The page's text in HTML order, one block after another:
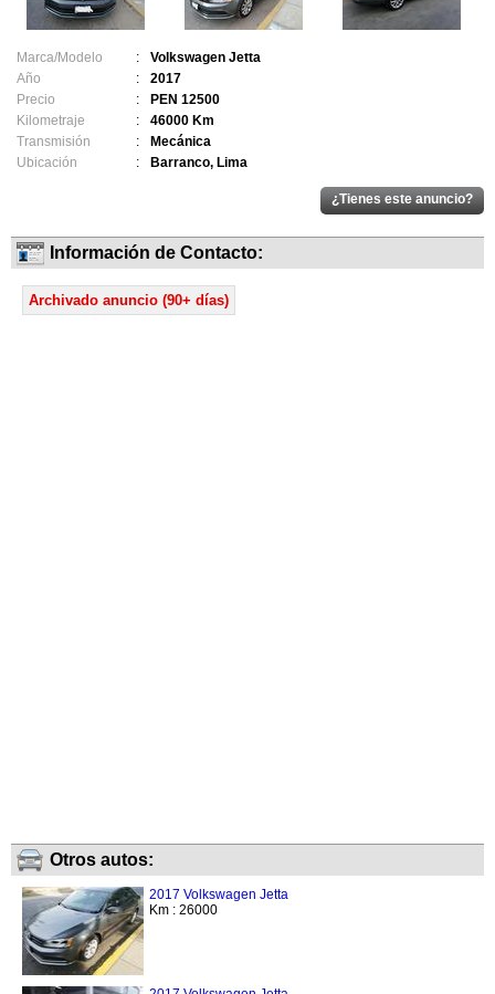
Marca/Modelo :
Volkswagen Jetta
Año
:
2017
Precio
:
PEN 12500
Kilometraje
:
46000 Km
Transmisión
:
Mecánica
Ubicación
: Barranco, Lima
Información de Contacto:
Archivado anuncio (90+ días)
Otros autos:
2017 Volkswagen Jetta
Km : 26000